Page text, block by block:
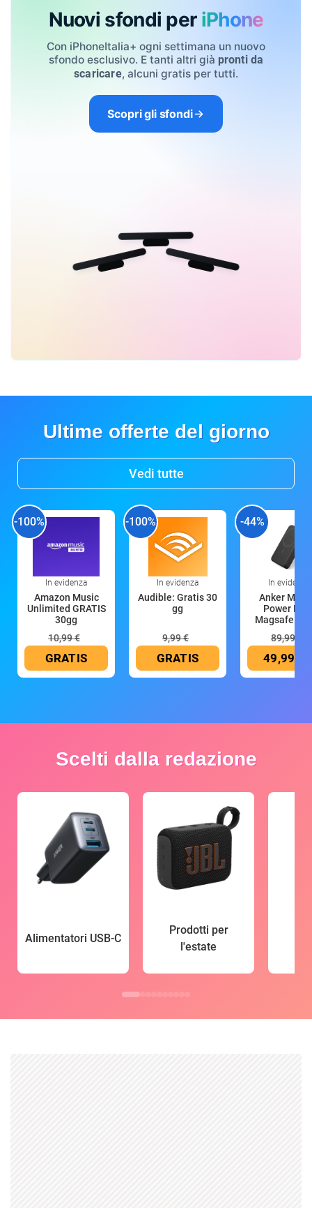
Nuovi sfondi per iPhone
Con iPhoneItalia+ ogni settimana un nuovo
sfondo esclusivo. E tanti altri già pronti da
scaricare, alcuni gratis per tutti.
Scopri gli sfondi
Ultime offerte del giorno
Vedi tutte
-100%
In evidenza
Amazon Music
Unlimited GRATIS
30gg
10,99 €
GRATIS
-100%
In evidenza
Audible: Gratis 30
gg
9,99 €
GRATIS
-44%
In evidenza
Anker
Power
Magsafe
89,99 €
49,99 €
Scelti dalla redazione
Alimentatori USB-C
Prodotti per
l'estate